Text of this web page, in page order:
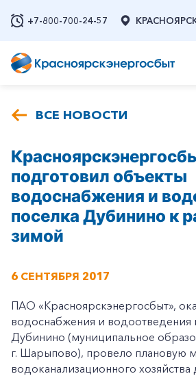
+7-800-700-24-57
ВСЕ НОВОСТИ
подготовил объекты
водоснабжения и
поселка Дубинино к
зимой
6 СЕНТЯБРЯ 2017
ПАО «Красноярскэнергосбыт»,
водоснабжения и водоотведения
Дубинино (муниципальное
г. Шарыпово), провело плановую
водоканализационного